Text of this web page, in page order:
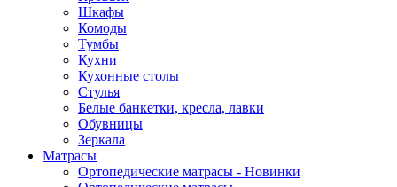
Шкафы
Комоды
Тумбы
Кухни
Кухонные столы
Стулья
Белые банкетки, кресла, лавки
Обувницы
Зеркала
Матрасы
Ортопедические матрасы - Новинки